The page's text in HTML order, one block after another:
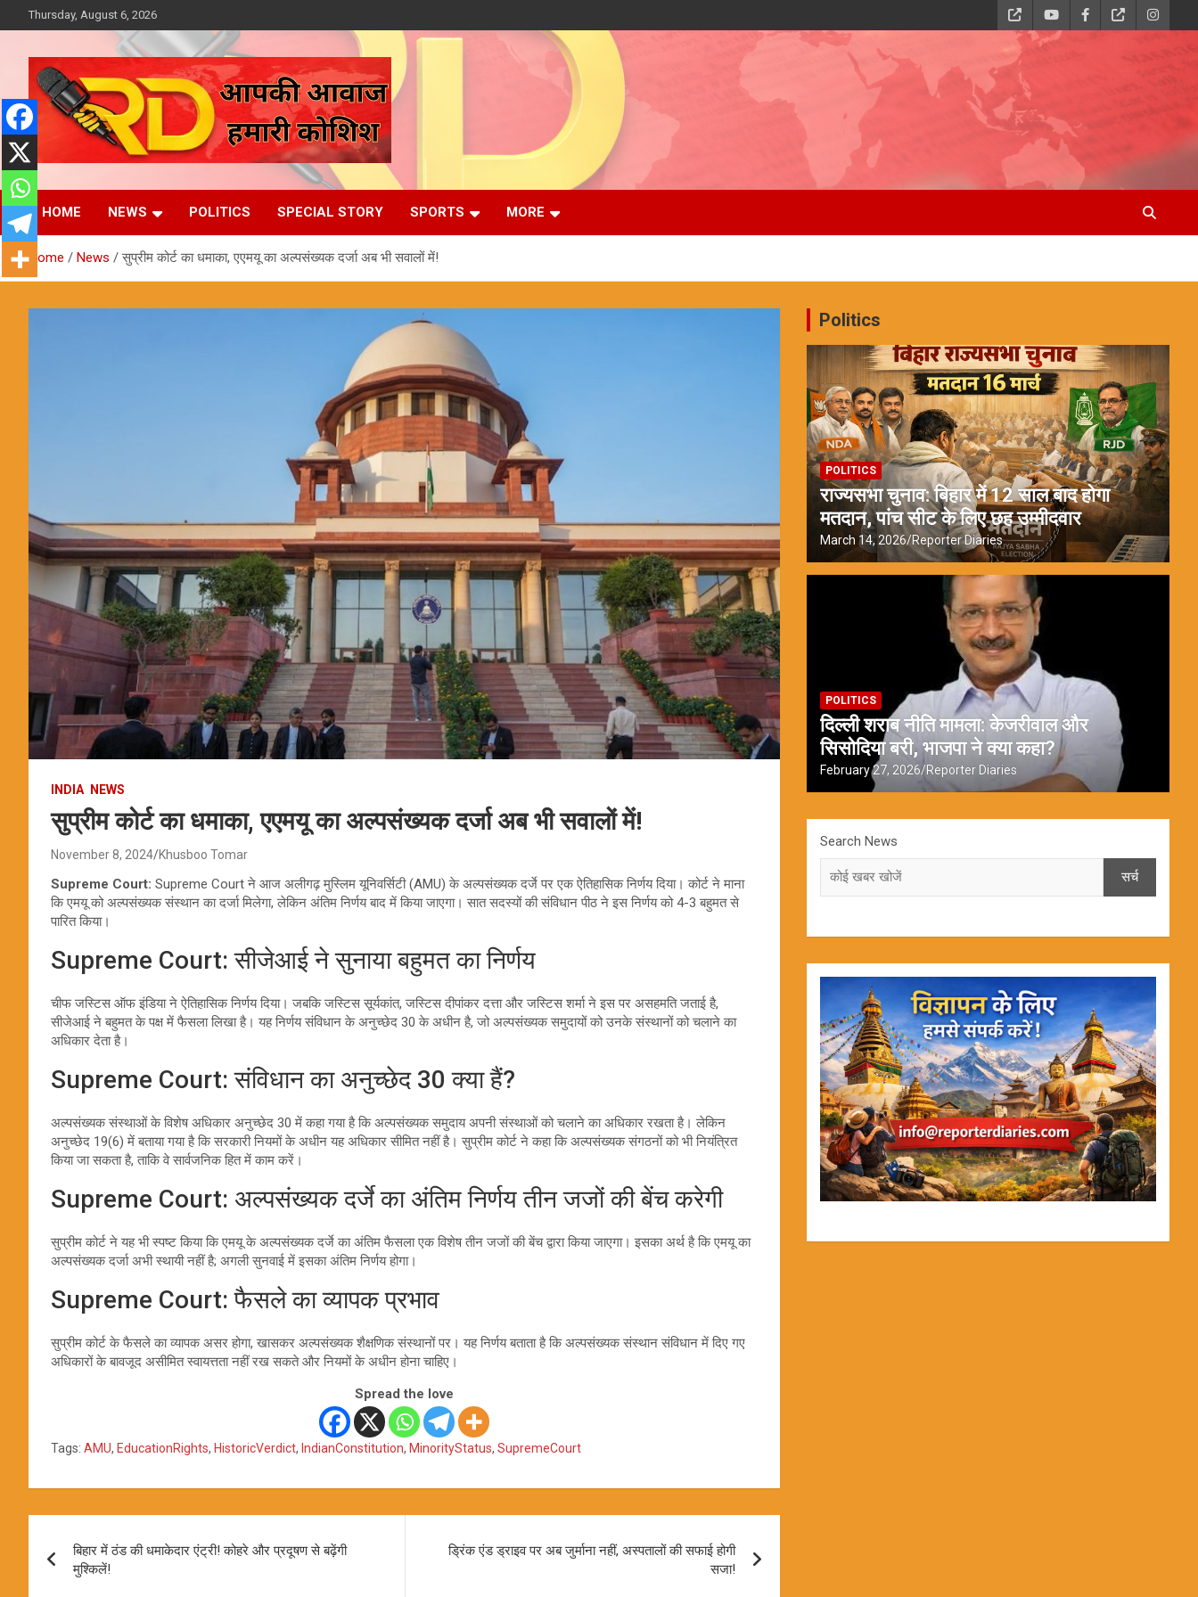
to
Thursday, August 6, 2026
Reporter Diaries
आपकी आवाज, हमारी कोशिश
HOME NEWS POLITICS SPECIAL STORY SPORTS MORE
Home News सुप्रीम कोर्ट का धमाका, एएमयू का अल्पसंख्यक दर्जा अब भी सवालों में!
INDIA NEWS
सुप्रीम कोर्ट का धमाका, एएमयू का अल्पसंख्यक दर्जा अब भी सवालों में!
November 8, 2024 Khusboo Tomar
Supreme Court: Supreme Court ने आज अलीगढ़ मुस्लिम यूनिवर्सिटी (AMU) के अल्पसंख्यक दर्जे पर एक ऐतिहासिक निर्णय दिया। कोर्ट ने माना
कि एमयू को अल्पसंख्यक संस्थान का दर्जा मिलेगा, लेकिन अंतिम निर्णय बाद में किया जाएगा। सात सदस्यों की संविधान पीठ ने इस निर्णय को 4-3 बहुमत से
पारित किया।
Supreme Court: सीजेआई ने सुनाया बहुमत का निर्णय
चीफ जस्टिस ऑफ इंडिया ने ऐतिहासिक निर्णय दिया। जबकि जस्टिस सूर्यकांत, जस्टिस दीपांकर दत्ता और जस्टिस शर्मा ने इस पर असहमति जताई है,
सीजेआई ने बहुमत के पक्ष में फैसला लिखा है। यह निर्णय संविधान के अनुच्छेद 30 के अधीन है, जो अल्पसंख्यक समुदायों को उनके संस्थानों को चलाने का
अधिकार देता है।
Supreme Court: संविधान का अनुच्छेद 30 क्या हैं?
अल्पसंख्यक संस्थाओं के विशेष अधिकार अनुच्छेद 30 में कहा गया है कि अल्पसंख्यक समुदाय अपनी संस्थाओं को चलाने का अधिकार रखता है। लेकिन
अनुच्छेद 19(6) में बताया गया है कि सरकारी नियमों के अधीन यह अधिकार सीमित नहीं है। सुप्रीम कोर्ट ने कहा कि अल्पसंख्यक संगठनों को भी नियंत्रित
किया जा सकता है, ताकि वे सार्वजनिक हित में काम करें।
Supreme Court: अल्पसंख्यक दर्जे का अंतिम निर्णय तीन जजों की बेंच करेगी
सुप्रीम कोर्ट ने यह भी स्पष्ट किया कि एमयू के अल्पसंख्यक दर्जे का अंतिम फैसला एक विशेष तीन जजों की बेंच द्वारा किया जाएगा। इसका अर्थ है कि एमयू का
अल्पसंख्यक दर्जा अभी स्थायी नहीं है; अगली सुनवाई में इसका अंतिम निर्णय होगा।
Supreme Court: फैसले का व्यापक प्रभाव
सुप्रीम कोर्ट के फैसले का व्यापक असर होगा, खासकर अल्पसंख्यक शैक्षणिक संस्थानों पर। यह निर्णय बताता है कि अल्पसंख्यक संस्थान संविधान में दिए गए
अधिकारों के बावजूद असीमित स्वायत्तता नहीं रख सकते और नियमों के अधीन होना चाहिए।
Spread the love
Tags: AMU, EducationRights, HistoricVerdict, IndianConstitution, MinorityStatus, SupremeCourt
navigation
बिहार में ठंड की धमाकेदार एंट्री! कोहरे और प्रदूषण से बढ़ेंगी
मुश्किलें!
ड्रिंक एंड ड्राइव पर अब जुर्माना नहीं, अस्पतालों की सफाई होगी
सजा!
Politics
POLITICS
राज्यसभा चुनाव: बिहार में 12 साल बाद होगा
मतदान, पांच सीट के लिए छह उम्मीदवार
March 14, 2026 Reporter Diaries
POLITICS
दिल्ली शराब नीति मामला: केजरीवाल और
सिसोदिया बरी, भाजपा ने क्या कहा?
February 27, 2026 Reporter Diaries
Search News
सर्च